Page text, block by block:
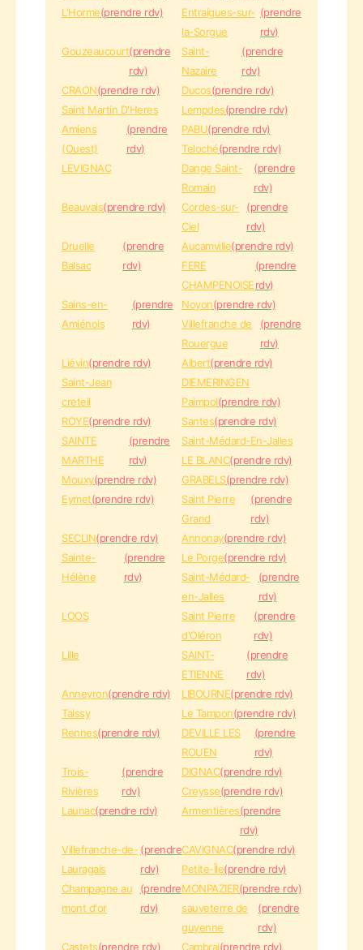
L'Horme(prendre rdv)
Entraigues-sur-
la-Sorgue
(prendre
rdv)
Gouzeaucourt(prendre
rdv)
Saint-
Nazaire
(prendre
rdv)
CRAON(prendre rdv) Ducos(prendre rdv)
Saint Martin D'Heres
Lempdes(prendre rdv)
Amiens
(Ouest)
(prendre
rdv)
PABU(prendre rdv)
Teloché(prendre rdv)
LEVIGNAC
Dange Saint-
Romain
(prendre
rdv)
Beauvais(prendre rdv)
Cordes-sur-
Ciel
(prendre
rdv)
Druelle
Balsac
(prendre
rdv)
Aucamville(prendre rdv)
FERE
CHAMPENOISE
(prendre
rdv)
Sains-en-
Amiénois
(prendre
rdv)
Noyon(prendre rdv)
Villefranche de
Rouergue
(prendre
rdv)
Liévin(prendre rdv) Albert(prendre rdv)
Saint-Jean
DIEMERINGEN
creteil
Paimpol(prendre rdv)
ROYE(prendre rdv) Santes(prendre rdv)
SAINTE
MARTHE
(prendre
rdv)
Saint-Médard-En-Jalles
LE BLANC(prendre rdv)
Mouxy(prendre rdv) GRABELS(prendre rdv)
Eymet(prendre rdv)
Saint Pierre
Grand
(prendre
rdv)
SECLIN(prendre rdv) Annonay(prendre rdv)
Sainte-
Hélène
(prendre
rdv)
Le Porge(prendre rdv)
Saint-Médard-
en-Jalles
(prendre
rdv)
LOOS
Saint Pierre
d'Oléron
(prendre
rdv)
Lille
SAINT-
ETIENNE
(prendre
rdv)
Anneyron(prendre rdv) LIBOURNE(prendre rdv)
Taissy
Le Tampon(prendre rdv)
Rennes(prendre rdv)
DEVILLE LES
ROUEN
(prendre
rdv)
Trois-
Rivières
(prendre
rdv)
DIGNAC(prendre rdv)
Creysse(prendre rdv)
Launac(prendre rdv) Armentières(prendre
rdv)
Villefranche-de-
Lauragais
(prendre
rdv)
CAVIGNAC(prendre rdv)
Petite-Île(prendre rdv)
Champagne au
mont d'or
(prendre
rdv)
MONPAZIER(prendre rdv)
sauveterre de
guyenne
(prendre
rdv)
Castets(prendre rdv) Cambrai(prendre rdv)